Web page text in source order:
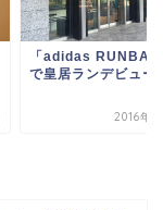
「adidas
で皇居ランデビュー
2016年5